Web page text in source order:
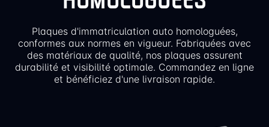
Plaques d'immatriculation auto homologuées,
conformes aux normes en vigueur. Fabriquées avec
des matériaux de qualité, nos plaques assurent
durabilité et visibilité optimale. Commandez en ligne
et bénéficiez d'une livraison rapide.